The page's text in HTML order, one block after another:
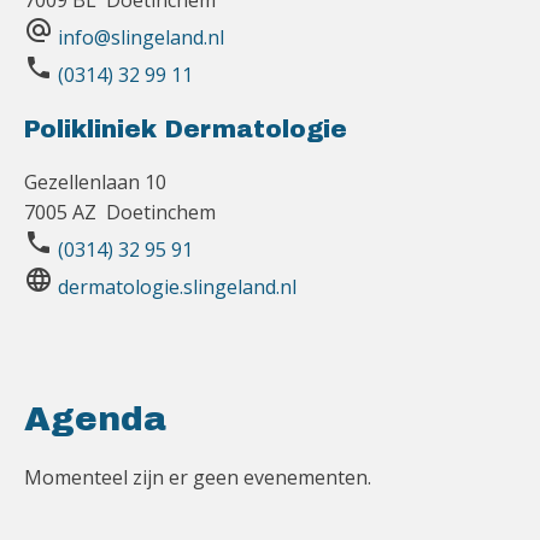
alternate_email info@slingeland.nl
phone (0314) 32 99 11
Polikliniek Dermatologie
Gezellenlaan 10
7005 AZ Doetinchem
phone (0314) 32 95 91
language dermatologie.slingeland.nl
Agenda
Momenteel zijn er geen evenementen.